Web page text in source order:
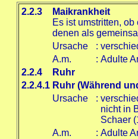
2.2.3
Maikrankheit
Es ist umstritten,
denen als
Ursache
:
A.m.
: Adulte
2.2.4
Ruhr
2.2.4.1 Ruhr (Während
Ursache
:
nicht in
Schaer
A.m.
: Adulte